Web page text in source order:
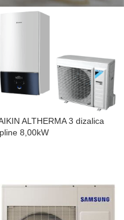
ALTHERMA 3 dizalica
8,00kW